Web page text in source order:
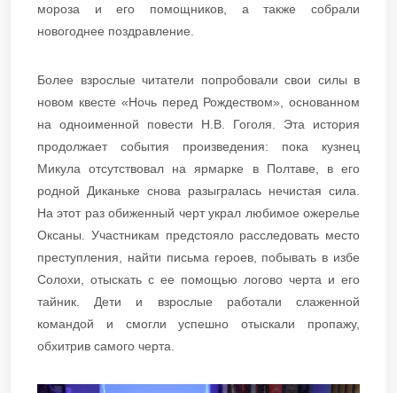
мороза и его помощников, а также собрали
новогоднее поздравление.
Более взрослые читатели попробовали свои силы в
новом квесте «Ночь перед Рождеством», основанном
на одноименной повести Н.В. Гоголя. Эта история
продолжает события произведения: пока кузнец
Микула отсутствовал на ярмарке в Полтаве, в его
родной Диканьке снова разыгралась нечистая сила.
На этот раз обиженный черт украл любимое ожерелье
Оксаны. Участникам предстояло расследовать место
преступления, найти письма героев, побывать в избе
Солохи, отыскать с ее помощью логово черта и его
тайник. Дети и взрослые работали слаженной
командой и смогли успешно отыскали пропажу,
обхитрив самого черта.